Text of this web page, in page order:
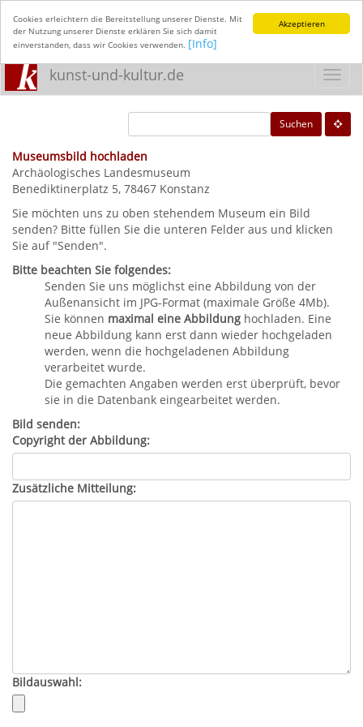
Akzeptieren
Cookies erleichtern die Bereitstellung unserer Dienste. Mit
der Nutzung unserer Dienste erklären Sie sich damit
einverstanden, dass wir Cookies verwenden. [Info]
kunst-und-kultur.de
Suchen
Museumsbild hochladen
Archäologisches Landesmuseum
Benediktinerplatz 5, 78467 Konstanz
Sie möchten uns zu oben stehendem Museum ein Bild
senden? Bitte füllen Sie die unteren Felder aus und klicken
Sie auf "Senden".
Bitte beachten Sie folgendes:
Senden Sie uns möglichst eine Abbildung von der
Außenansicht im JPG-Format (maximale Größe 4Mb).
Sie können maximal eine Abbildung hochladen. Eine
neue Abbildung kann erst dann wieder hochgeladen
werden, wenn die hochgeladenen Abbildung
verarbeitet wurde.
Die gemachten Angaben werden erst überprüft, bevor
sie in die Datenbank eingearbeitet werden.
Bild senden:
Copyright der Abbildung:
Zusätzliche Mitteilung:
Bildauswahl: